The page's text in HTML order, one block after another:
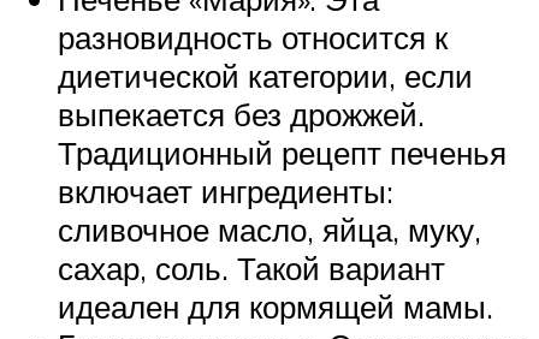
разновидность относится к
диетической категории, если
выпекается без дрожжей.
Традиционный рецепт печенья
включает ингредиенты:
сливочное масло, яйца, муку,
сахар, соль. Такой вариант
идеален для кормящей мамы.